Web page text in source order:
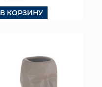
В КОРЗИНУ